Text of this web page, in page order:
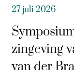
27 juli 2026
zingeving
van der